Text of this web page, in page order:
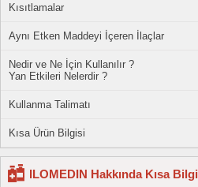
Kısıtlamalar
Aynı Etken Maddeyi İçeren İlaçlar
Nedir ve Ne İçin Kullanılır ?
Yan Etkileri Nelerdir ?
Kullanma Talimatı
Kısa Ürün Bilgisi
ILOMEDIN Hakkında Kısa Bilgi